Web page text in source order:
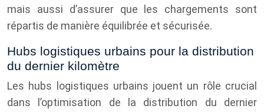
mais aussi d’assurer que les chargements sont
répartis de manière équilibrée et sécurisée.
Hubs logistiques urbains pour la distribution
du dernier kilomètre
Les hubs logistiques urbains jouent un rôle crucial
dans l’optimisation de la distribution du dernier